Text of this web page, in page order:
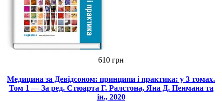
610 грн
Медицина за Девідсоном: принципи і практика: у 3 томах.
Том 1 — За ред. Стюарта Г. Ралстона, Яна Д. Пенмана та
ін., 2020